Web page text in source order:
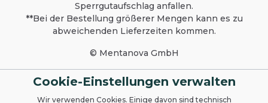
Sperrgutaufschlag anfallen.
**Bei der Bestellung größerer Mengen kann es zu
abweichenden Lieferzeiten kommen.
© Mentanova GmbH
Cookie-Einstellungen verwalten
Wir verwenden Cookies. Einige davon sind technisch